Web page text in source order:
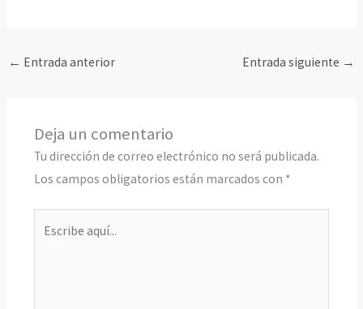
← Entrada anterior Entrada siguiente →
Deja un comentario
Tu dirección de correo electrónico no será publicada.
Los campos obligatorios están marcados con *